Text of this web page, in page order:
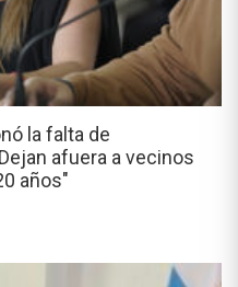
la falta de
afuera a vecinos
años"